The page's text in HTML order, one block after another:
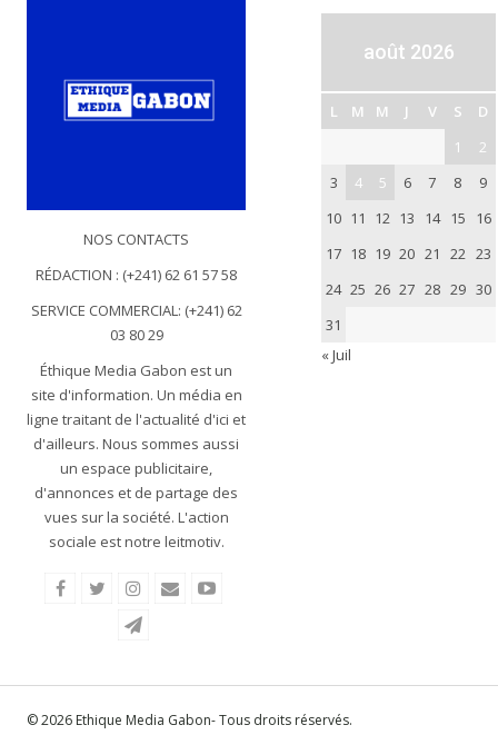
NOS CONTACTS
RÉDACTION : (+241) 62 61 57 58
SERVICE COMMERCIAL: (+241) 62
03 80 29
Éthique Media Gabon est un
site d'information. Un média en
ligne traitant de l'actualité d'ici et
d'ailleurs. Nous sommes aussi
un espace publicitaire,
d'annonces et de partage des
vues sur la société. L'action
sociale est notre leitmotiv.
août 2026
L M M J V S
D
1
2
3
4 5 6 7 8
9
10 11 12 13 14 15
16
17 18 19 20 21 22 23
24 25 26 27 28 29 30
31
« Juil
© 2026 Ethique Media Gabon- Tous droits réservés.